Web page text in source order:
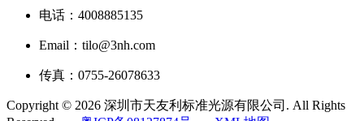
电话：4008885135
Email：tilo@3nh.com
传真：0755-26078633
Copyright © 2026 深圳市天友利标准光源有限公司. All Rights